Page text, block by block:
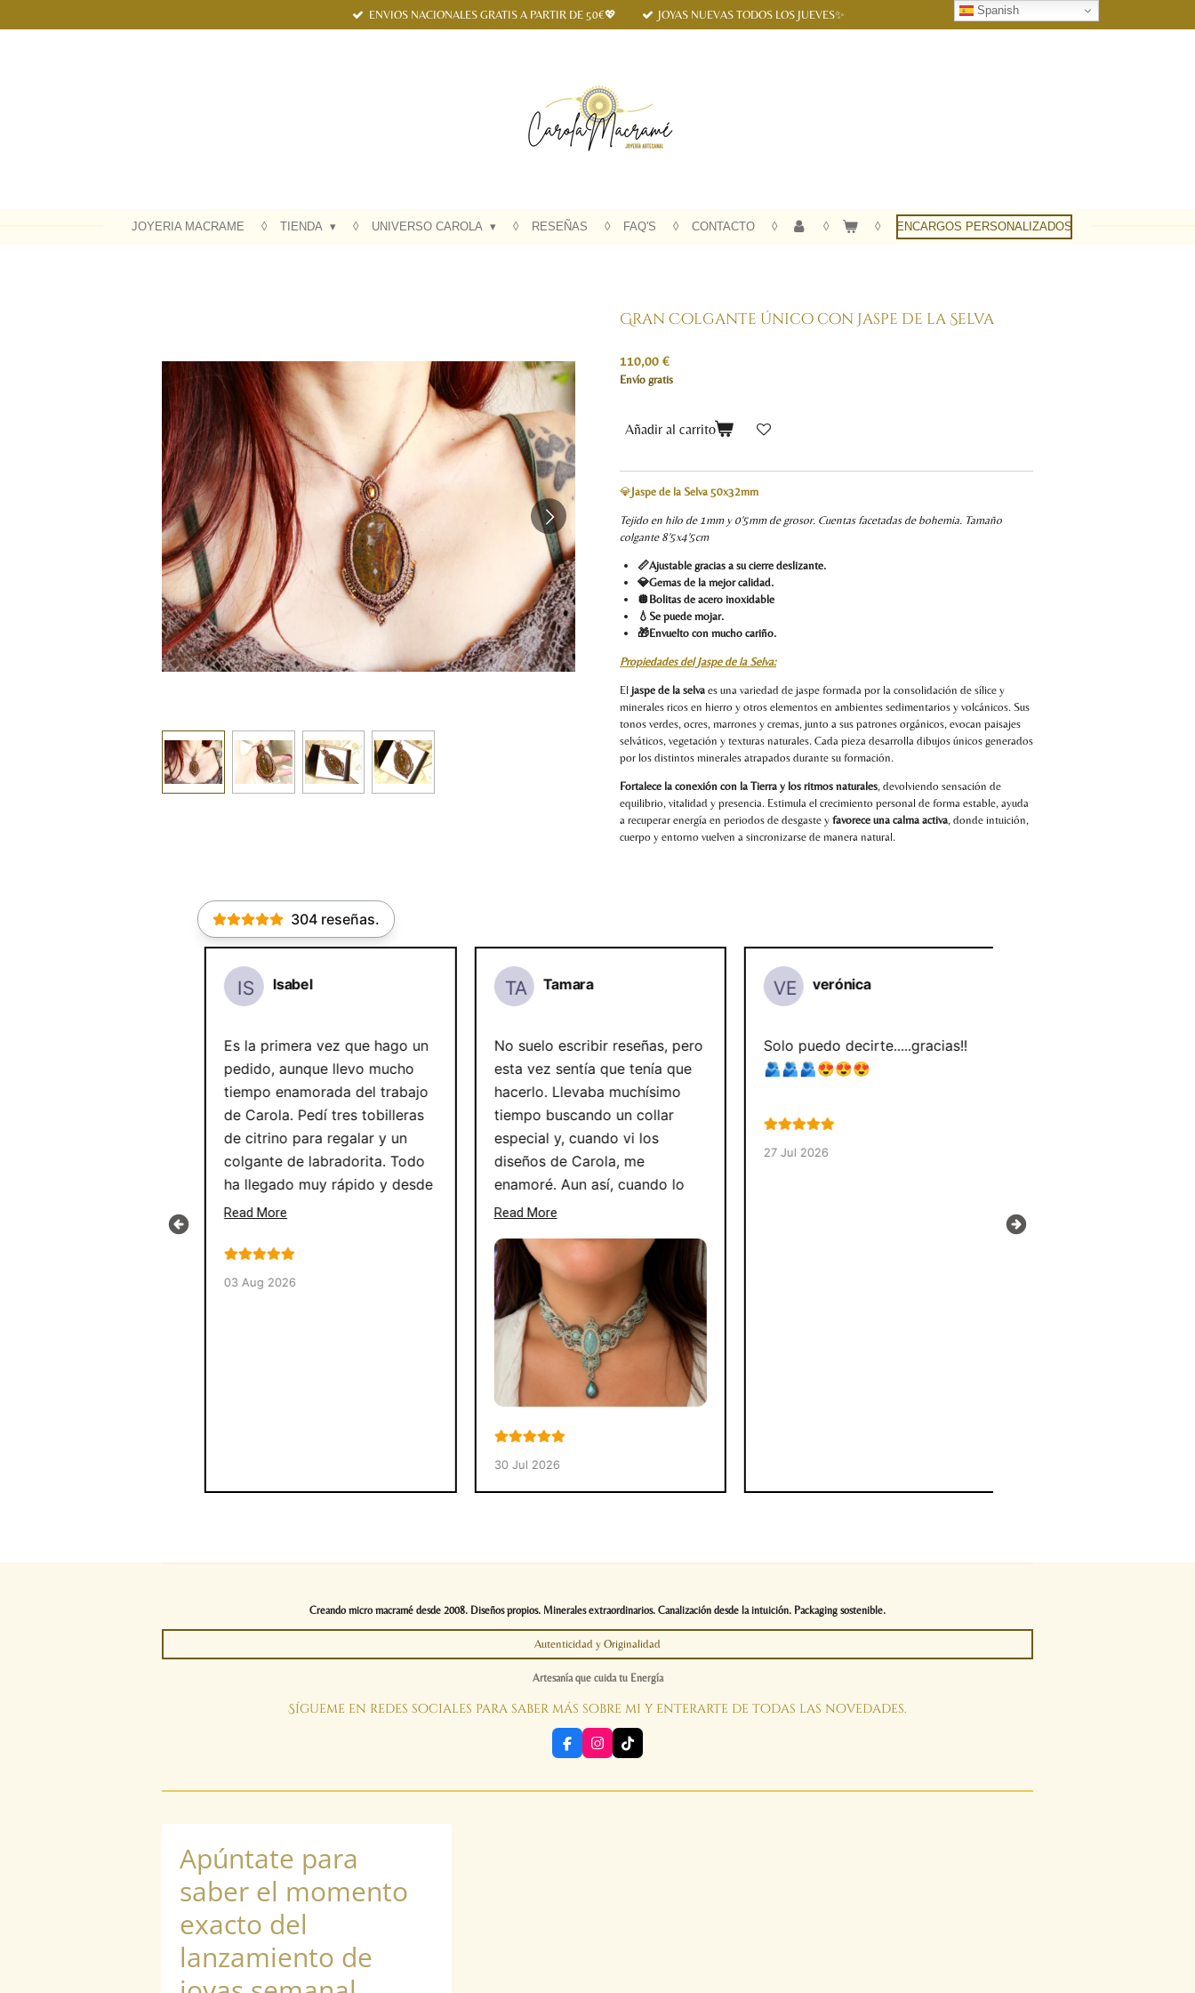
al
ENVIOS NACIONALES GRATIS A PARTIR DE 50€💖 JOYAS NUEVAS TODOS LOS JUEVES✨
JOYERIA MACRAME TIENDA UNIVERSO CAROLA RESEÑAS FAQ'S CONTACTO ENCARGOS PERSONALIZADOS
Gran Colgante único con Jaspe de la Selva
110,00 €
Envío gratis
Añadir al carrito
💎Jaspe de la Selva 50x32mm
Tejido en hilo de 1mm y 0'5mm de grosor. Cuentas facetadas de bohemia. Tamaño
colgante 8'5x4'5cm
📏Ajustable gracias a su cierre deslizante.
💎Gemas de la mejor calidad.
🪩Bolitas de acero inoxidable
💧Se puede mojar.
🎁Envuelto con mucho cariño.
Propiedades del Jaspe de la Selva:
El jaspe de la selva es una variedad de jaspe formada por la consolidación de sílice y
minerales ricos en hierro y otros elementos en ambientes sedimentarios y volcánicos. Sus
tonos verdes, ocres, marrones y cremas, junto a sus patrones orgánicos, evocan paisajes
selváticos, vegetación y texturas naturales. Cada pieza desarrolla dibujos únicos generados
por los distintos minerales atrapados durante su formación.
Fortalece la conexión con la Tierra y los ritmos naturales, devolviendo sensación de
equilibrio, vitalidad y presencia. Estimula el crecimiento personal de forma estable, ayuda
a recuperar energía en periodos de desgaste y favorece una calma activa, donde intuición,
cuerpo y entorno vuelven a sincronizarse de manera natural.
Creando micro macramé desde 2008. Diseños propios. Minerales extraordinarios. Canalización desde la intuición. Packaging sostenible.
Autenticidad y Originalidad
Spanish
Artesanía que cuida tu Energía
Sígueme en redes sociales para saber más sobre mi y enterarte de todas las novedades.
F
a
e
I
n
t
T
i
T
Apúntate para
saber el momento
exacto del
lanzamiento de